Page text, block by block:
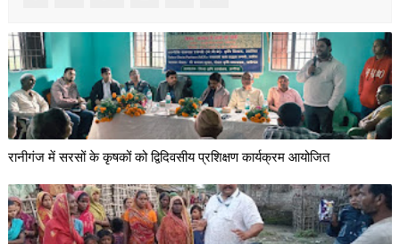
रानीगंज में सरसों के कृषकों को द्विदिवसीय प्रशिक्षण कार्यक्रम आयोजित